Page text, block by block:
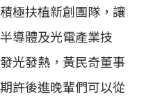
極扶植新創團隊，讓
導體及光電產業技
光發熱，黃民奇董事
許後進晚輩們可以從